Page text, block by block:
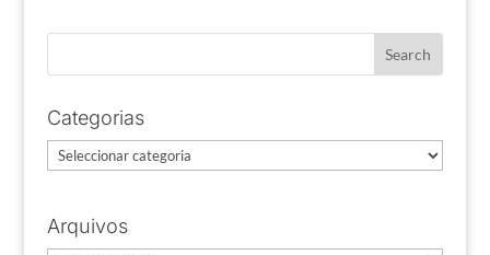
Categorias
Categorias
Arquivos